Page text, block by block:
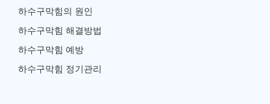
하수구막힘의 원인
하수구막힘 해결방법
하수구막힘 예방
하수구막힘 정기관리